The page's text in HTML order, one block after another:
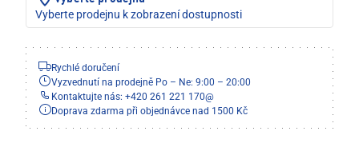
Vyberte prodejnu k zobrazení dostupnosti
Rychlé doručení
Vyzvednutí na prodejně Po – Ne: 9:00 – 20:00
Kontaktujte nás: +420 261 221 170@
Doprava zdarma při objednávce nad 1500 Kč